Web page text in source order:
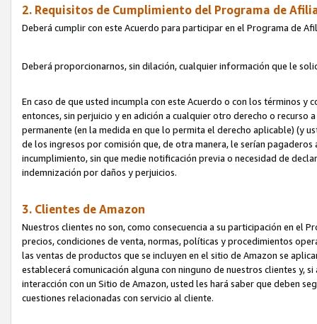
2. Requisitos de Cumplimiento del Programa de
Deberá cumplir con este Acuerdo para participar en el Programa de
Deberá proporcionarnos, sin dilación, cualquier información que le
En caso de que usted incumpla con este Acuerdo o con los términos
entonces, sin perjuicio y en adición a cualquier otro derecho o
permanente (en la medida en que lo permita el derecho aplicable) (y
de los ingresos por comisión que, de otra manera, le serían
incumplimiento, sin que medie notificación previa o necesidad de
indemnización por daños y perjuicios.
3. Clientes de Amazon
Nuestros clientes no son, como consecuencia a su participación en el
precios, condiciones de venta, normas, políticas y procedimientos
las ventas de productos que se incluyen en el sitio de Amazon se
establecerá comunicación alguna con ninguno de nuestros clientes y,
interacción con un Sitio de Amazon, usted les hará saber que deben
cuestiones relacionadas con servicio al cliente.